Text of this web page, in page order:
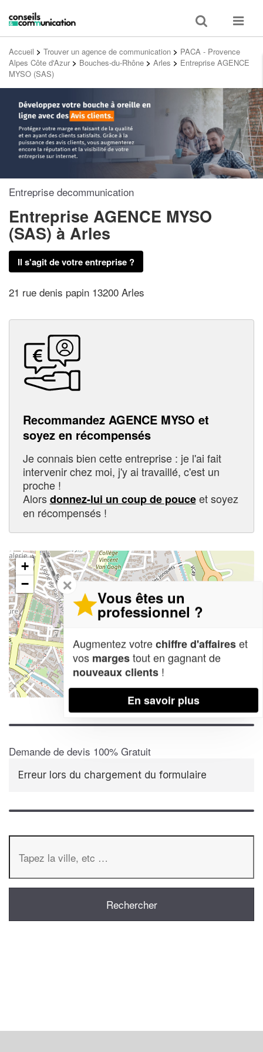
Toggle
search
Toggle
Accueil > Trouver un agence de communication > PACA - Provence
Alpes Côte d'Azur > Bouches-du-Rhône > Arles > Entreprise AGENCE
MYSO (SAS)
Entreprise decommunication
Entreprise AGENCE MYSO
(SAS)à Arles
Il s'agit de votre entreprise ?
21 rue denis papin 13200 Arles
Recommandez AGENCE MYSO et
soyez en récompensés
Je connais bien cette entreprise : je l'ai fait
intervenir chez moi, j'y ai travaillé, c'est un
proche !
Alorsdonnez-lui un coup de pouceet soyez
en récompensés !
+
−
Demande de devis 100% Gratuit
Erreur lors du chargement du formulaire
✕
Vous êtes un
professionnel ?
Augmentez votrechiffre d'affaireset
vos margestout en gagnant de
nouveaux clients !
En savoir plus